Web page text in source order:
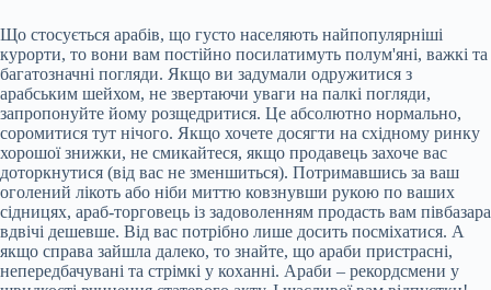
Що стосується арабів, що густо населяють найпопулярніші
курорти, то вони вам постійно посилатимуть полум'яні, важкі та
багатозначні погляди. Якщо ви задумали одружитися з
арабським шейхом, не звертаючи уваги на палкі погляди,
запропонуйте йому розщедритися. Це абсолютно нормально,
соромитися тут нічого. Якщо хочете досягти на східному ринку
хорошої знижки, не смикайтеся, якщо продавець захоче вас
доторкнутися (від вас не зменшиться). Потримавшись за ваш
оголений лікоть або ніби миттю ковзнувши рукою по ваших
сідницях, араб-торговець із задоволенням продасть вам півбазара
вдвічі дешевше. Від вас потрібно лише досить посміхатися. А
якщо справа зайшла далеко, то знайте, що араби пристрасні,
непередбачувані та стрімкі у коханні. Араби – рекордсмени у